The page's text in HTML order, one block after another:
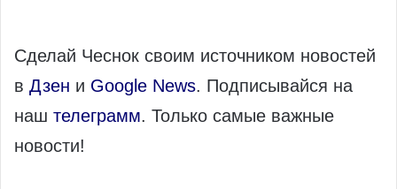
Сделай Чеснок своим источником новостей
в Дзен и Google News. Подписывайся на
наш телеграмм. Только самые важные
новости!